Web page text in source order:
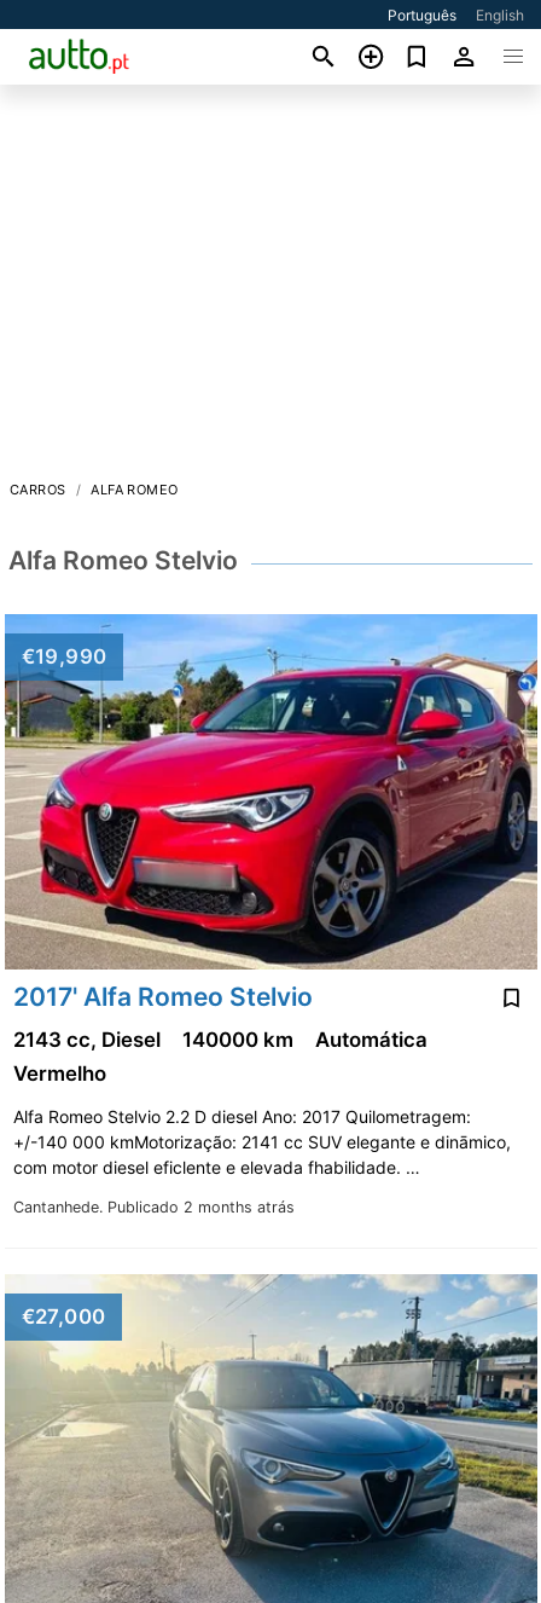
Português English
CARROS ALFA ROMEO
Alfa Romeo Stelvio
€19,990
2017' Alfa Romeo Stelvio
Cantanhede. Publicado 2 months atrás
2143 cc, Diesel 140000 km
Automática
Vermelho
Alfa Romeo Stelvio 2.2 D diesel Ano: 2017 Quilometragem:
+/-140 000 kmMotorização: 2141 cc SUV elegante e dināmico,
com motor diesel eficlente e elevada fhabilidade. …
€27,000